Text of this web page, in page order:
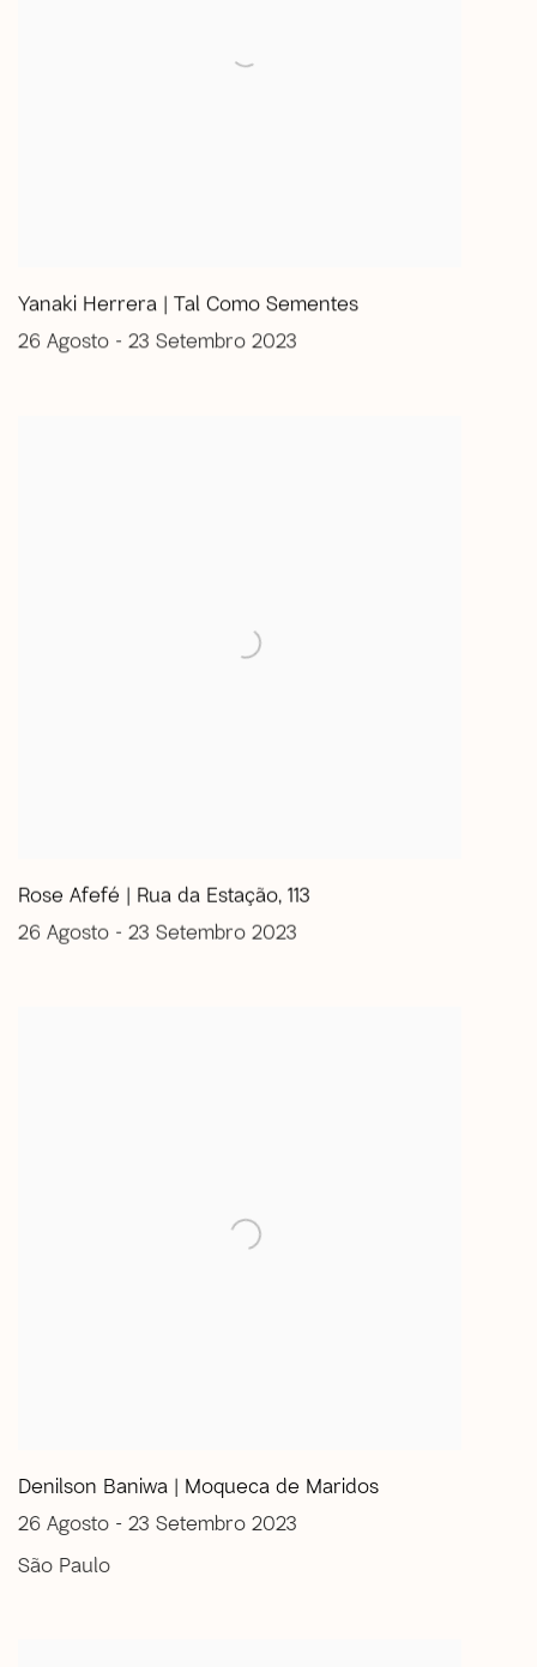
Yanaki Herrera | Tal Como Sementes
26 Agosto - 23 Setembro 2023
Rose Afefé | Rua da Estação, 113
26 Agosto - 23 Setembro 2023
Denilson Baniwa | Moqueca de Maridos
26 Agosto - 23 Setembro 2023
São Paulo